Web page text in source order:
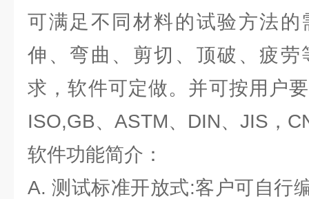
可满足不同材料的试验方法的
伸、弯曲、剪切、顶破、疲劳
求，软件可定做。并可按用户
ISO,GB、ASTM、DIN、JIS，
软件功能简介：
A. 测试标准开放式:客户可自行